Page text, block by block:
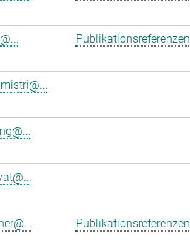
Publikationsreferenzen
Publikationsreferenzen